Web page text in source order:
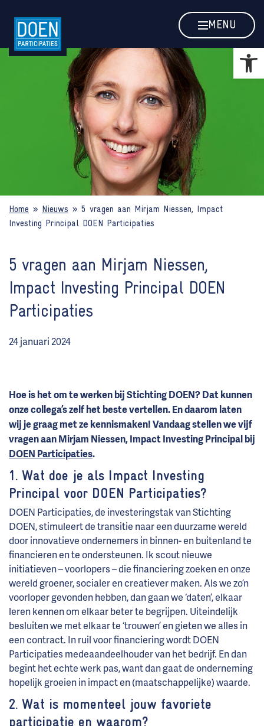
5 vragen aan Mirjam Niessen,
MENU
Home » Nieuws » 5 vragen aan Mirjam Niessen, Impact
Investing Principal DOEN Participaties
5 vragen aan Mirjam Niessen,
Impact Investing Principal DOEN
Participaties
24 januari 2024
Hoe is het om te werken bij Stichting DOEN? Dat kunnen
onze collega’s zelf het beste vertellen. En daarom laten
wij je graag met ze kennismaken! Vandaag stellen we vijf
vragen aan Mirjam Niessen, Impact Investing Principal bij
DOEN Participaties.
1. Wat doe je als Impact Investing
Principal voor DOEN Participaties?
DOEN Participaties, de investeringstak van Stichting
DOEN, stimuleert de transitie naar een duurzame wereld
door innovatieve ondernemers in binnen- en buitenland te
financieren en te ondersteunen. Ik scout nieuwe
initiatieven – voorlopers – die financiering zoeken en onze
wereld groener, socialer en creatiever maken. Als we zo’n
voorloper gevonden hebben, dan gaan we ‘daten’, elkaar
leren kennen om elkaar beter te begrijpen. Uiteindelijk
besluiten we met elkaar te ‘trouwen’ en gieten we alles in
een contract. In ruil voor financiering wordt DOEN
Participaties medeaandeelhouder van het bedrijf. En dan
begint het echte werk pas, want dan gaat de onderneming
hopelijk groeien in impact en (maatschappelijke) waarde.
2. Wat is momenteel jouw favoriete
participatie en waarom?